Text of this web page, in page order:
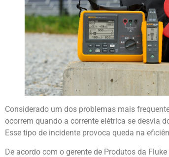
Considerado um dos problemas mais
ocorrem quando a corrente elétrica se desvia
Esse tipo de incidente provoca queda na
De acordo com o gerente de Produtos da